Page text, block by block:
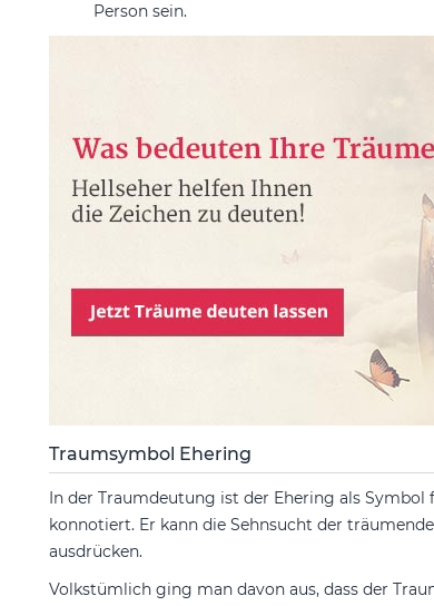
Person sein.
Traumsymbol Ehering
In der Traumdeutung ist der Ehering als
konnotiert. Er kann die Sehnsucht der
ausdrücken.
Volkstümlich ging man davon aus, dass der